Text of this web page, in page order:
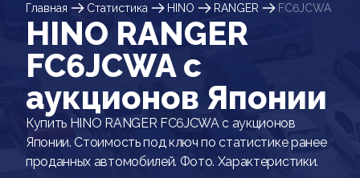
Главная Статистика HINO RANGER FC6JCWA
HINO RANGER
FC6JCWA c
аукционов Японии
Купить HINO RANGER FC6JCWA с аукционов
Японии. Стоимость под ключ по статистике ранее
проданных автомобилей. Фото. Характеристики.